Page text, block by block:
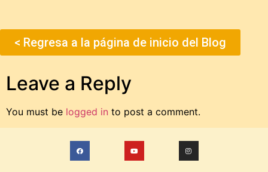
< Regresa a la página de inicio del Blog
Leave a Reply
You must be logged in to post a comment.